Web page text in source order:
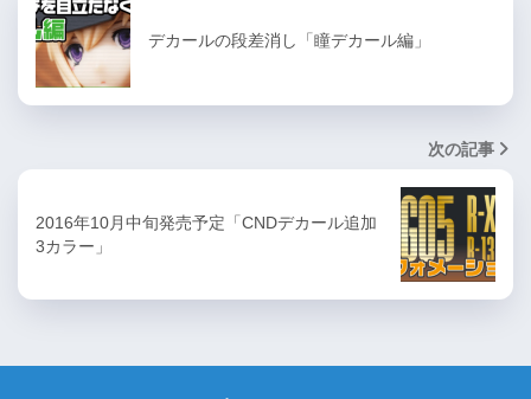
デカールの段差消し「瞳デカール編」
次の記事
2016年10月中旬発売予定「CNDデカール追加
3カラー」